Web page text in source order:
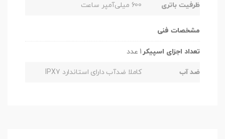
ظرفیت باتری 600 میلی‌آمپر ساعت
مشخصات فنی
تعداد اجزای اسپیکر1 عدد
ضد آب کاملا ضدآب دارای استاندارد IPX7